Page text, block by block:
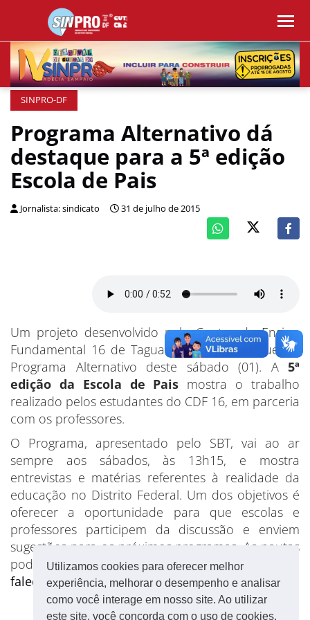
Utilizamos cookies para oferecer melhor
experiência, melhorar o desempenho e analisar
como você interage em nosso site. Ao utilizar
este site, você concorda com o uso de cookies.
SINPRO-DF
Programa Alternativo dá
destaque para a 5ª edição
Escola de Pais
Jornalista: sindicato 31 de julho de 2015
Um projeto desenvolvido pelo Centro de Ensino
Fundamental 16 de Taguatinga terá destaque no
Programa Alternativo deste sábado (01). A 5ª
edição da Escola de Pais mostra o trabalho
realizado pelos estudantes do CDF 16, em parceria
com os professores.
O Programa, apresentado pelo SBT, vai ao ar
sempre aos sábados, às 13h15, e mostra
entrevistas e matérias referentes à realidade da
educação no Distrito Federal. Um dos objetivos é
oferecer a oportunidade para que escolas e
professores participem da discussão e enviem
sugestões para os próximos programas. As pautas
podem ser mandadas para o e-mail
faleconoscoimprensa@sinprodf.org.br.